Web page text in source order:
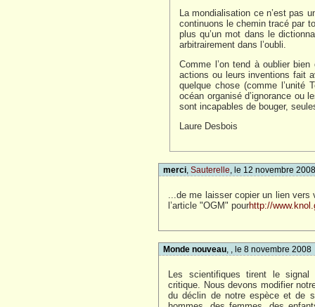
La mondialisation ce n’est pas
continuons le chemin tracé par
plus qu’un mot dans le
arbitrairement dans l’oubli.
Comme l’on tend à oublier
actions ou leurs inventions fait
quelque chose (comme l’unité
océan organisé d’ignorance ou
sont incapables de bouger,
Laure Desbois
merci ,Sauterelle , le 12 novembre
...de me laisser copier un lien
l’article "OGM" pourhttp://
Monde nouveau , , le 8 novembre 2008
Les scientifiques tirent le signal
critique. Nous devons modifier
du déclin de notre espèce et de